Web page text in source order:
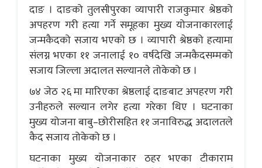
दाङ । दाङको तुलसीपुरका व्यापारी राजकुमार श्रेष्ठको
अपहरण गरी हत्या गर्ने समूहका मुख्य योजनाकारलाई
जन्मकैदको सजाय भएको छ । व्यापारी श्रेष्ठको हत्यामा
संलग्न भएका ११ जनालाई १० वर्षदेखि जन्मकैदसम्मको
सजाय जिल्ला अदालत सल्यानले तोकेको छ ।
७४ जेठ २६ मा मारिएका श्रेष्ठलाई दाङबाट अपहरण गरी
उनीहरुले सल्यान लगेर हत्या गरेका थिए । घटनाका
मुख्य योजना बाबु–छोरीसहित ११ जनाविरुद्ध अदालतले
कैद सजाय तोकेको छ ।
घटनाका मुख्य योजनाकार ठहर भएका टीकाराम